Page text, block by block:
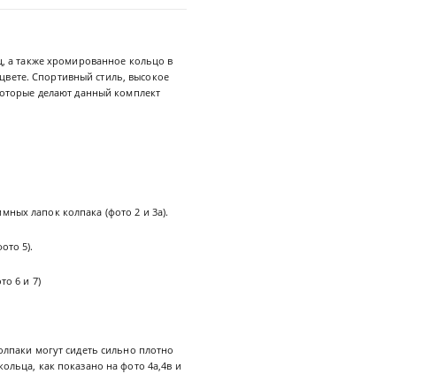
а также хромированное кольцо в
Спортивный стиль, высокое
делают данный комплект
лапок колпака (фото 2 и 3а).
5).
6 и 7)
могут сидеть сильно плотно
как показано на фото 4а,4в и